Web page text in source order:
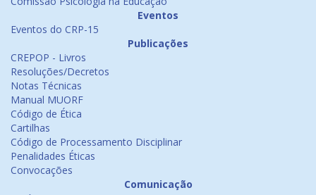
Eventos
Eventos do CRP-15
Publicações
CREPOP - Livros
Resoluções/Decretos
Notas Técnicas
Manual MUORF
Código de Ética
Cartilhas
Código de Processamento Disciplinar
Penalidades Éticas
Convocações
Comunicação